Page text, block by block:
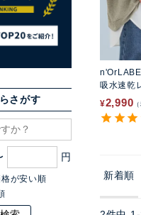
さがす
が安い順
吸水速乾
プ
¥2,990
新着順